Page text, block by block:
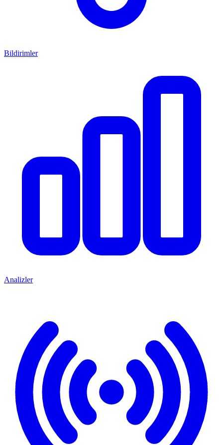
Bildirimler
Analizler